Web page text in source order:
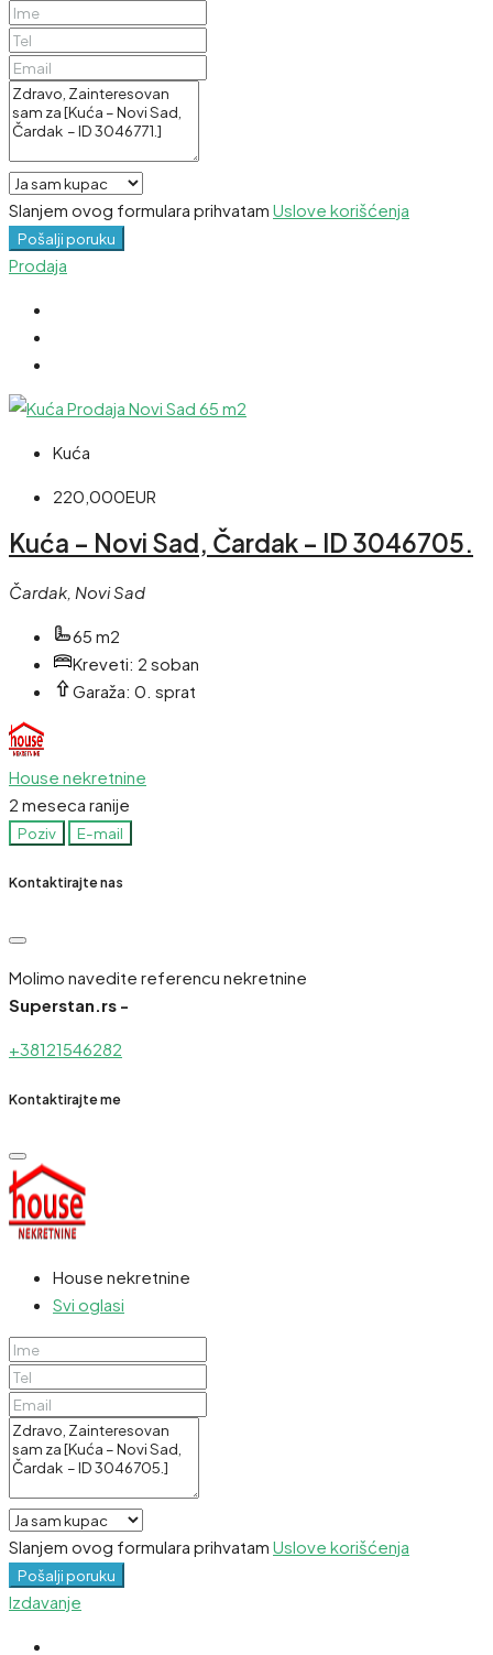
Slanjem ovog formulara prihvatam Uslove korišćenja
Pošalji poruku
Prodaja
Kuća
220,000EUR
Kuća – Novi Sad, Čardak – ID 3046705.
Čardak, Novi Sad
65 m2
Kreveti: 2 soban
Garaža: 0. sprat
House nekretnine
2 meseca ranije
Poziv E-mail
Kontaktirajte nas
Molimo navedite referencu nekretnine
Superstan.rs -
+38121546282
Kontaktirajte me
House nekretnine
Svi oglasi
Slanjem ovog formulara prihvatam Uslove korišćenja
Pošalji poruku
Izdavanje